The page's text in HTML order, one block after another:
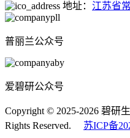
地址： 江苏省
普丽兰公众号
爱碧研公众号
Copyright © 2025-2026 碧研
Rights Reserved. 苏ICP备